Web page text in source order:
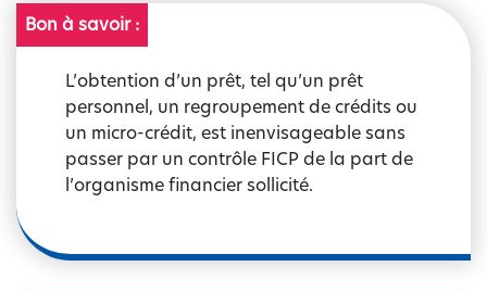
Bon à savoir :
L’obtention d’un prêt, tel qu’un prêt
personnel, un regroupement de crédits ou
un micro-crédit, est inenvisageable sans
passer par un contrôle FICP de la part de
l’organisme financier sollicité.